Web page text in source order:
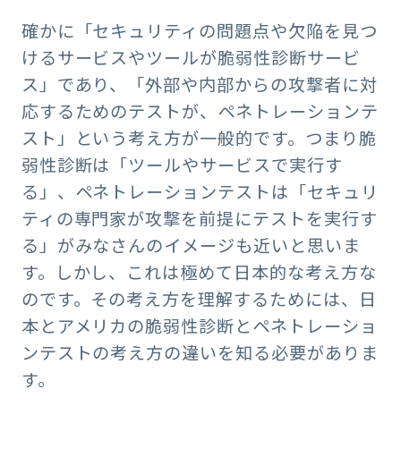
確かに「セキュリティの問題点や欠陥を見つ
けるサービスやツールが脆弱性診断サービ
ス」であり、「外部や内部からの攻撃者に対
応するためのテストが、ペネトレーションテ
スト」という考え方が一般的です。つまり脆
弱性診断は「ツールやサービスで実行す
る」、ペネトレーションテストは「セキュリ
ティの専門家が攻撃を前提にテストを実行す
る」がみなさんのイメージも近いと思いま
す。しかし、これは極めて日本的な考え方な
のです。その考え方を理解するためには、日
本とアメリカの脆弱性診断とペネトレーショ
ンテストの考え方の違いを知る必要がありま
す。